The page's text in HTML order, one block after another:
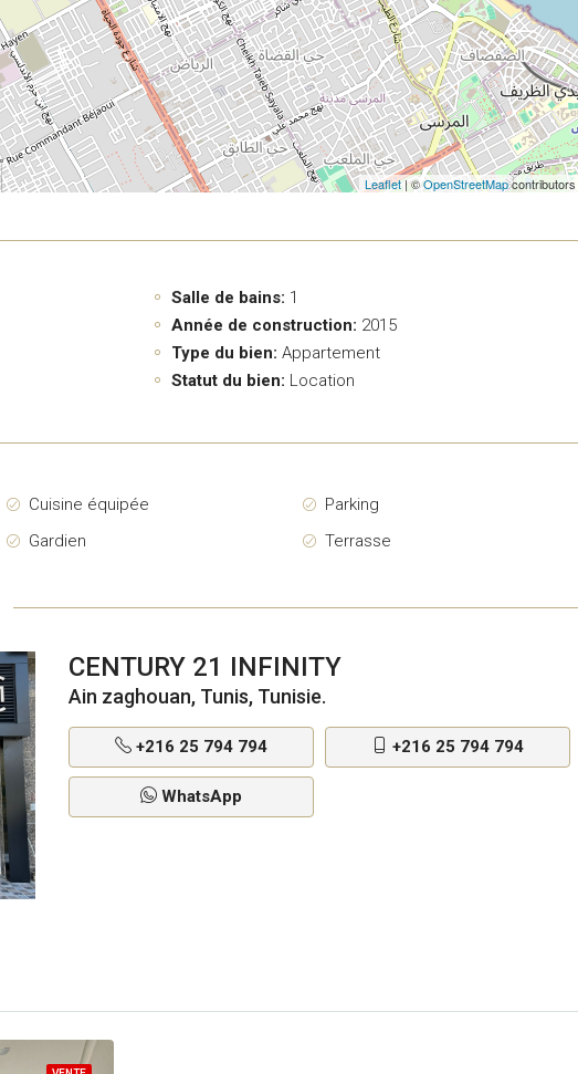
Leaflet| ©OpenStreetMapcontributors
Salle de bains: 1
Année de construction: 2015
Type du bien: Appartement
Statut du bien: Location
Cuisine équipée
Gardien
Parking
Terrasse
CENTURY 21 INFINITY
Ain zaghouan, Tunis, Tunisie.
+216 25 794 794 +216 25 794 794
WhatsApp